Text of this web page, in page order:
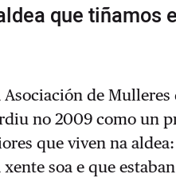
que tiñamos
de
no 2009 como un
que viven na
soa e que